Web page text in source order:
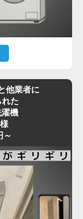
届いてみると本
り付けが難しい
置場所までの搬
水や給水の接続
負えないケース
様も、ネットで
では運べたもの
動かせない」と
入から位置調
他業者に
た
機
～